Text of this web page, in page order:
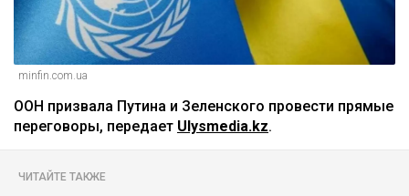
minfin.com.ua
ООН призвала Путина и Зеленского провести прямые
переговоры, передает Ulysmedia.kz.
ЧИТАЙТЕ ТАКЖЕ